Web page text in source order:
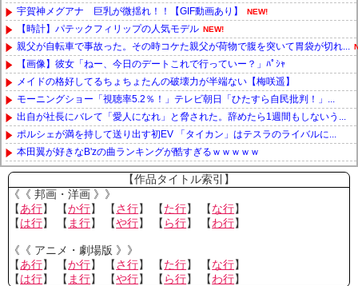
宇賀神メグアナ 巨乳が微揺れ！！【GIF動画あり】 NEW!
【時計】パテックフィリップの人気モデル NEW!
親父が自転車で事故った。その時コケた親父が荷物で腹を突いて胃袋が切れ...
【画像】彼女「ねー、今日のデートこれで行っていー？」ﾊﾟｼｬ
メイドの格好してるちょちょたんの破壊力が半端ない【梅咲遥】
モーニングショー「視聴率5.2％！」テレビ朝日「ひたすら自民批判！」...
出自が社長にバレて「愛人になれ」と脅された。辞めたら1週間もしないう...
ポルシェが満を持して送り出す初EV 「タイカン」はテスラのライバルに...
本田翼が好きなB'zの曲ランキングが酷すぎるｗｗｗｗｗ
Powered by livedoor 相互RSS
【作品タイトル索引】
《《 邦画・洋画 》》
【あ行】 【か行】 【さ行】 【た行】 【な行】
【は行】 【 ま行】 【や行】 【 ら行】 【わ行】
《《 アニメ・劇場版 》》
【あ行】 【か行】 【さ行】 【た行】 【な行】
【は行】 【 ま行】 【や行】 【 ら行】 【わ行】